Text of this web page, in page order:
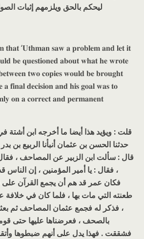
ليحكم بالحق ويلزمهم إثبات
𝐭𝐡𝐚𝐭 ‘𝐔𝐭𝐡𝐦𝐚𝐧 𝐬𝐚𝐰 𝐚 𝐩𝐫𝐨𝐛𝐥𝐞𝐦 𝐚𝐧𝐝 𝐥𝐞𝐭 𝐢𝐭
𝐛𝐞 𝐪𝐮𝐞𝐬𝐭𝐢𝐨𝐧𝐞𝐝 𝐚𝐛𝐨𝐮𝐭 𝐰𝐡𝐚𝐭 𝐡𝐞 𝐰𝐫𝐨𝐭𝐞
𝐭𝐰𝐨 𝐜𝐨𝐩𝐢𝐞𝐬 𝐰𝐨𝐮𝐥𝐝 𝐛𝐞 𝐛𝐫𝐨𝐮𝐠𝐡𝐭
𝐟𝐢𝐧𝐚𝐥 𝐝𝐞𝐜𝐢𝐬𝐢𝐨𝐧 𝐚𝐧𝐝 𝐡𝐢𝐬 𝐠𝐨𝐚𝐥 𝐰𝐚𝐬 𝐭𝐨
𝐨𝐧 𝐚 𝐜𝐨𝐫𝐫𝐞𝐜𝐭 𝐚𝐧𝐝 𝐩𝐞𝐫𝐦𝐚𝐧𝐞𝐧𝐭
قلت : ويؤيد هذا أيضا ما أخرجه ابن
حدثنا الحسن بن عثمان أنبأنا الربيع بن
قال : سألت ابن الزبير عن المصاحف ،
، فقال : يا أمير المؤمنين ، إن الناس
فكان عمر قد هم أن يجمع القرآن
طعنته التي مات بها ، فلما كان في خلافة
، فذكر له فجمع عثمان المصاحف ثم
بالصحف ، فعرضناها عليها حتى
فشققت . فهذا يدل على أنهم ضبطوها